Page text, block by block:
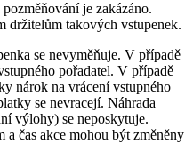
je zakázáno.
držitelům takových vstupenek.
se nevyměňuje. V případě
pořadatel. V případě
nárok na vrácení vstupného
se nevracejí. Náhrada
výlohy) se neposkytuje.
a čas akce mohou být změněny